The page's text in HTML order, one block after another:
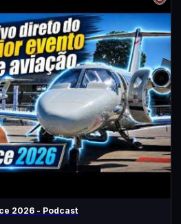
2026 - Podcast